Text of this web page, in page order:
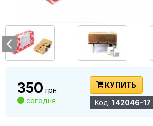
350 грн
сегодня
КУПИТЬ
Код: 142046-17